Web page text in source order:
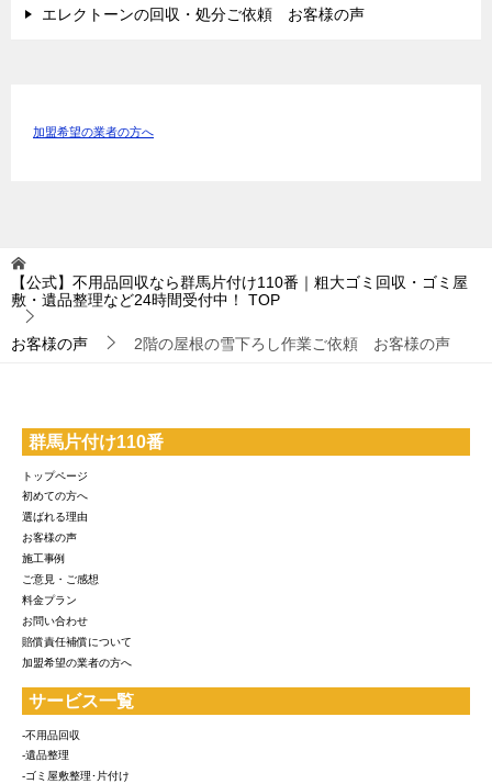
エレクトーンの回収・処分ご依頼 お客様の声
加盟希望の業者の方へ
【公式】不用品回収なら群馬片付け110番｜粗大ゴミ回収・ゴミ屋
敷・遺品整理など24時間受付中！
TOP
お客様の声 2階の屋根の雪下ろし作業ご依頼 お客様の声
群馬片付け110番
トップページ
初めての方へ
選ばれる理由
お客様の声
施工事例
ご意見・ご感想
料金プラン
お問い合わせ
賠償責任補償について
加盟希望の業者の方へ
サービス一覧
-不用品回収
-遺品整理
-ゴミ屋敷整理･片付け